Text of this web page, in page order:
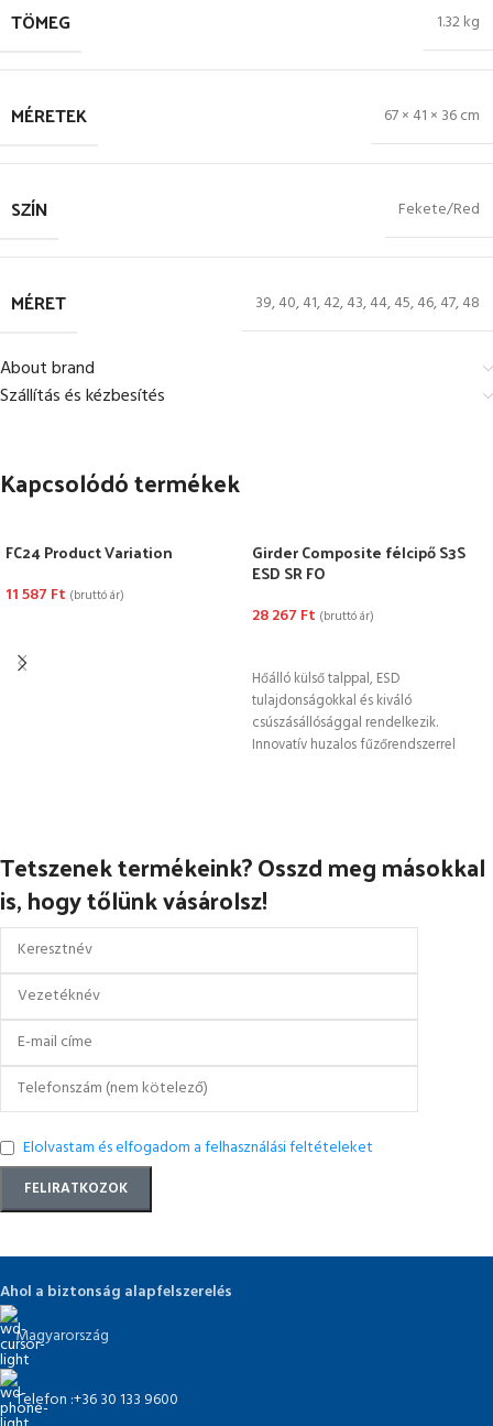
TÖMEG 1.32 kg
MÉRETEK 67 × 41 × 36 cm
SZÍN Fekete/Red
MÉRET 39,40,41,42,43,44,45,46,47,48
About brand
Szállítás és kézbesítés
Kapcsolódó termékek
FC24 Product Variation
11 587 Ft (bruttó ár)
Girder Composite félcipő S3S
ESD SR FO
28 267 Ft (bruttó ár)
Hőálló külső talppal, ESD
tulajdonságokkal és kiváló
csúszásállósággal rendelkezik.
Innovatív huzalos fűzőrendszerrel
Tetszenek termékeink? Osszd meg másokkal
is, hogy tőlünk vásárolsz!
Elolvastam és elfogadom a felhasználási feltételeket
Ahol a biztonság alapfelszerelés
Magyarország
Telefon :+36 30 133 9600